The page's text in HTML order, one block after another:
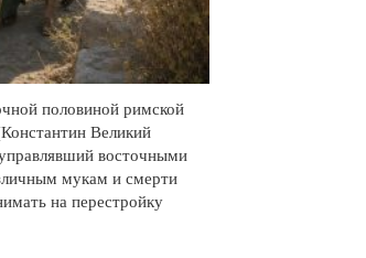
половиной римской
Великий
восточными
мукам и смерти
на перестройку